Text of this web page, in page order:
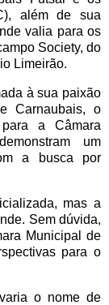
além de sua
valia para os
Society, do
Limeirão.
à sua paixão
Carnaubais, o
a Câmara
um
a busca por
mas a
Sem dúvida,
Municipal de
para o
o nome de